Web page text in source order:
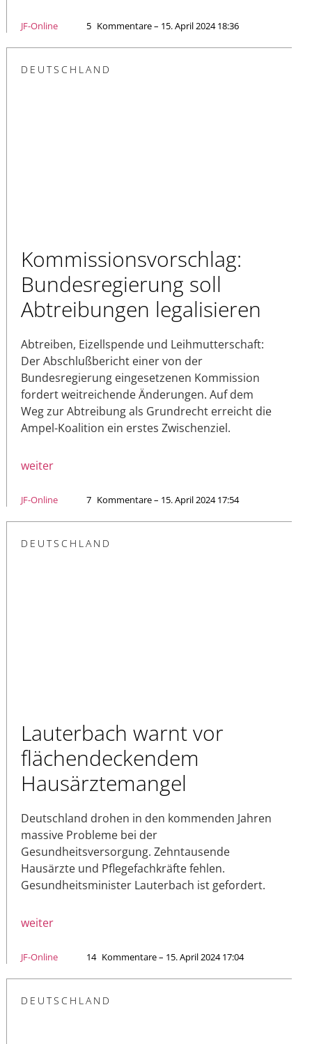
JF-Online 5 Kommentare – 15. April 2024 18:36
DEUTSCHLAND
Kommissionsvorschlag:
Bundesregierung soll
Abtreibungen legalisieren
Abtreiben, Eizellspende und Leihmutterschaft:
Der Abschlußbericht einer von der
Bundesregierung eingesetzenen Kommission
fordert weitreichende Änderungen. Auf dem
Weg zur Abtreibung als Grundrecht erreicht die
Ampel-Koalition ein erstes Zwischenziel.
weiter
JF-Online 7 Kommentare – 15. April 2024 17:54
DEUTSCHLAND
Lauterbach warnt vor
flächendeckendem
Hausärztemangel
Deutschland drohen in den kommenden Jahren
massive Probleme bei der
Gesundheitsversorgung. Zehntausende
Hausärzte und Pflegefachkräfte fehlen.
Gesundheitsminister Lauterbach ist gefordert.
weiter
JF-Online 14 Kommentare – 15. April 2024 17:04
DEUTSCHLAND